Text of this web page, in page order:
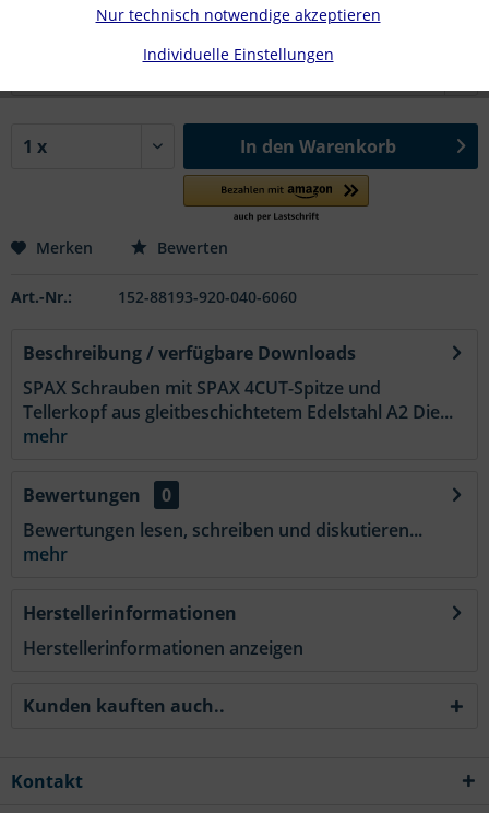
In den Warenkorb
Merken Bewerten
Art.-Nr.: 152-88193-920-040-6060
Beschreibung / verfügbare Downloads
SPAX Schrauben mit SPAX 4CUT-Spitze und
Tellerkopf aus gleitbeschichtetem Edelstahl A2 Die...
mehr
Bewertungen
0
Bewertungen lesen, schreiben und diskutieren...
mehr
Herstellerinformationen
Herstellerinformationen anzeigen
Kunden kauften auch..
Kontakt
Individuelle Einstellungen
Nur technisch notwendige akzeptieren